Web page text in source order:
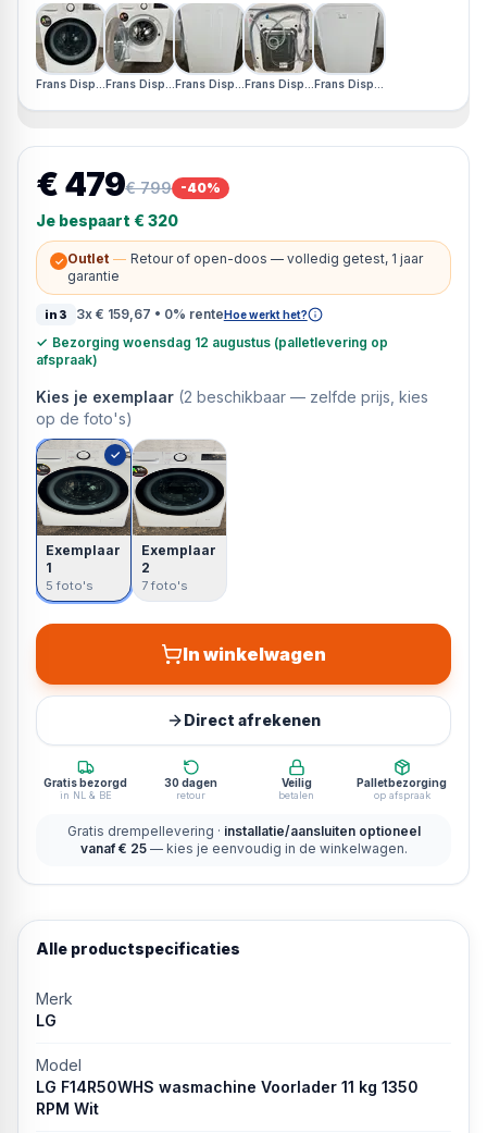
Frans Display · Geen schade, originele doos mist
Frans Display · Geen schade, originele doos mist
Frans Display · Geen schade, originele doos mist
Frans Display · Geen schade, originele
Frans Display · Geen schade,
€ 479€ 799 -40%
Je bespaart € 320
✓ Outlet — Retour of open-doos — volledig getest, 1 jaar
garantie
in3 3x € 159,67 • 0% renteHoe werkt het?
✓ Bezorging woensdag 12 augustus (palletlevering op
afspraak)
Kies je exemplaar (2 beschikbaar — zelfde prijs, kies
op de foto's)
✓
Exemplaar
1
5 foto's
Exemplaar
2
7 foto's
In winkelwagen
Direct afrekenen
Gratis bezorgd
in NL & BE
30 dagen
retour
Veilig
betalen
Palletbezorging
op afspraak
Gratis drempellevering · installatie/aansluiten optioneel
vanaf € 25 — kies je eenvoudig in de winkelwagen.
Alle productspecificaties
Merk
LG
Model
LG F14R50WHS wasmachine Voorlader 11 kg 1350
RPM Wit